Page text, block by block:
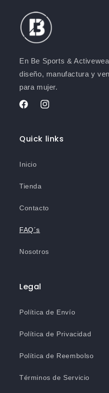
En Be Sports &
diseño, manufactura y
para mujer.
FacebookInstagram
Quick links
Inicio
Tienda
Contacto
FAQ´s
Nosotros
Legal
Política de Envío
Política de Privacidad
Política de Reembolso
Términos de Servicio